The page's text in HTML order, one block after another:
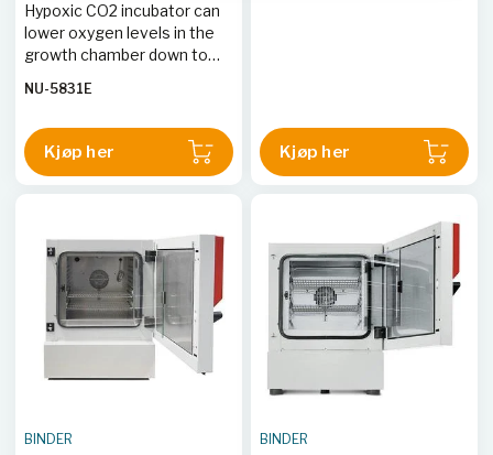
Hypoxic CO2 incubator can
lower oxygen levels in the
growth chamber down to
±0.25%
NU-5831E
Kjøp her Kjøp her
BINDER BINDER